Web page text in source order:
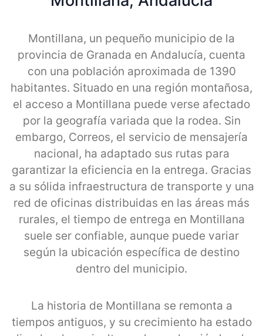
Montillana, un pequeño municipio de la
provincia de Granada en Andalucía, cuenta
con una población aproximada de 1390
habitantes. Situado en una región montañosa,
el acceso a Montillana puede verse afectado
por la geografía variada que la rodea. Sin
embargo, Correos, el servicio de mensajería
nacional, ha adaptado sus rutas para
garantizar la eficiencia en la entrega. Gracias
a su sólida infraestructura de transporte y una
red de oficinas distribuidas en las áreas más
rurales, el tiempo de entrega en Montillana
suele ser confiable, aunque puede variar
según la ubicación específica de destino
dentro del municipio.
La historia de Montillana se remonta a
tiempos antiguos, y su crecimiento ha estado